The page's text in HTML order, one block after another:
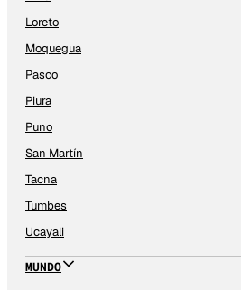
Loreto
Moquegua
Pasco
Piura
Puno
San Martín
Tacna
Tumbes
Ucayali
MUNDO